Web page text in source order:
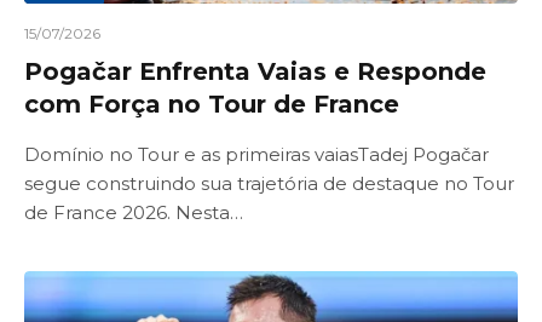
15/07/2026
Pogačar Enfrenta Vaias e Responde
com Força no Tour de France
Domínio no Tour e as primeiras vaiasTadej Pogačar
segue construindo sua trajetória de destaque no Tour
de France 2026. Nesta…